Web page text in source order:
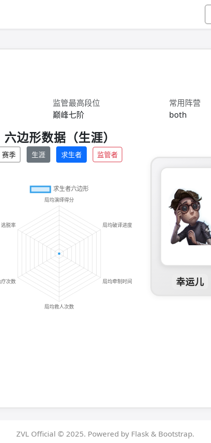
监管最高段位
巅峰七阶
常用阵营
both
六边形数据（生涯）
赛季 生涯 求生者 监管者
幸运儿
ZVL Official © 2025. Powered by Flask & Bootstrap.